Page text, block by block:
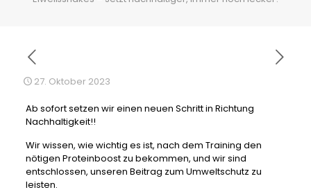
27. Oktober 2023
Ab sofort setzen wir einen neuen Schritt in Richtung
Nachhaltigkeit!!
Wir wissen, wie wichtig es ist, nach dem Training den
nötigen Proteinboost zu bekommen, und wir sind
entschlossen, unseren Beitrag zum Umweltschutz zu
leisten.